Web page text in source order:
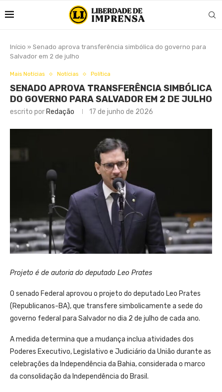
Início » Senado aprova transferência simbólica do governo para
Salvador em 2 de julho
Mais Notícias Notícias Política
SENADO APROVA TRANSFERÊNCIA SIMBÓLICA
DO GOVERNO PARA SALVADOR EM 2 DE JULHO
escrito por Redação 17 de junho de 2026
Projeto é de autoria do deputado Leo Prates
O senado Federal aprovou o projeto do deputado Leo Prates
(Republicanos-BA), que transfere simbolicamente a sede do
governo federal para Salvador no dia 2 de julho de cada ano.
A medida determina que a mudança inclua atividades dos
Poderes Executivo, Legislativo e Judiciário da União durante as
celebrações da Independência da Bahia, considerada o marco
da consolidação da Independência do Brasil.